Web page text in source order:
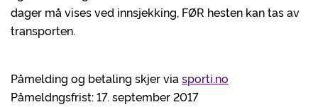
dager må vises ved innsjekking, FØR hesten kan tas av
transporten.
Påmelding og betaling skjer via sporti.no
Påmeldngsfrist: 17. september 2017